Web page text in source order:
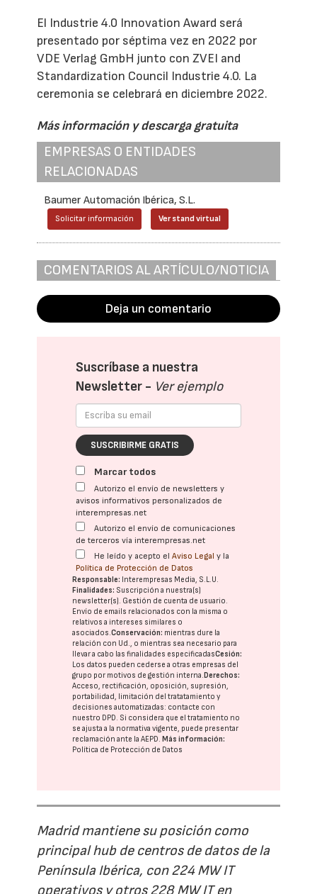
El Industrie 4.0 Innovation Award será
presentado por séptima vez en 2022 por
VDE Verlag GmbH junto con ZVEI and
Standardization Council Industrie 4.0. La
ceremonia se celebrará en diciembre 2022.
Más información y descarga gratuita
EMPRESAS O ENTIDADES
RELACIONADAS
Baumer Automación Ibérica, S.L.
Solicitar información Ver stand virtual
COMENTARIOS AL ARTÍCULO/NOTICIA
Deja un comentario
Suscríbase a nuestra
Newsletter - Ver ejemplo
SUSCRIBIRME GRATIS
Marcar todos
Autorizo el envío de newsletters y
avisos informativos personalizados de
interempresas.net
Autorizo el envío de comunicaciones
de terceros vía interempresas.net
He leído y acepto elAviso Legal y la
Política de Protección de Datos
Responsable: Interempresas Media, S.L.U.
Finalidades: Suscripción a nuestra(s)
newsletter(s). Gestión de cuenta de usuario.
Envío de emails relacionados con la misma o
relativos a intereses similares o
asociados.Conservación: mientras dure la
relación con Ud., o mientras sea necesario para
llevar a cabo las finalidades especificadasCesión:
Los datos pueden cederse a otras empresas del
grupo por motivos de gestión interna.Derechos:
Acceso, rectificación, oposición, supresión,
portabilidad, limitación del tratatamiento y
decisiones automatizadas: contacte con
nuestro DPD . Si considera que el tratamiento no
se ajusta a la normativa vigente, puede presentar
reclamación ante laAEPD .Más información:
Política de Protección de Datos
Madrid mantiene su posición como
principal hub de centros de datos de la
Península Ibérica, con 224 MW IT
operativos y otros 228 MW IT en